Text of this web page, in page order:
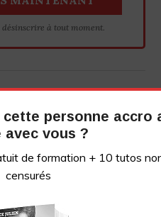
désinscrire à tout moment.
cette personne accro
avec vous ?
de formation + 10 tutos
censurés